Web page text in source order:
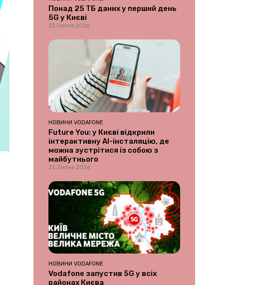
Понад 25 ТБ даних у перший день
5G у Києві
23 Липня 2026
НОВИНИ VODAFONE
Future You: у Києві відкрили
інтерактивну AI-інсталяцію, де
можна зустрітися із собою з
майбутнього
22 Липня 2026
НОВИНИ VODAFONE
Vodafone запустив 5G у всіх
районах Києва